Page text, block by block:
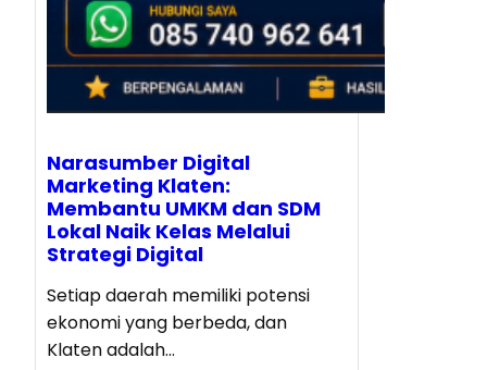
Narasumber Digital
Marketing Klaten:
Membantu UMKM dan SDM
Lokal Naik Kelas Melalui
Strategi Digital
Setiap daerah memiliki potensi
ekonomi yang berbeda, dan
Klaten adalah…